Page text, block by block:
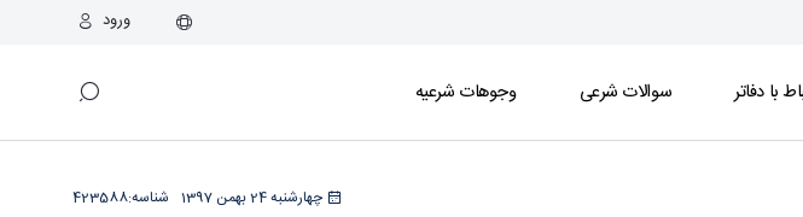
ورود
با دفاتر سوالات شرعی وجوهات شرعیه
چهارشنبه 24 بهمن 1397 423588شناسه: